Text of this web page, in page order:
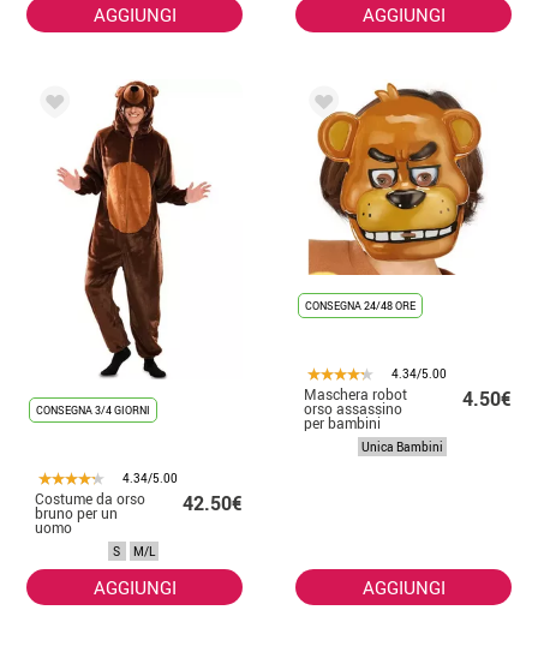
AGGIUNGI AGGIUNGI
CONSEGNA 3/4 GIORNI
4.34/5.00
Costume da orso
bruno per un
uomo
42.50€
S M/L
AGGIUNGI
CONSEGNA 24/48 ORE
4.34/5.00
Maschera robot
orso assassino
per bambini
4.50€
Unica Bambini
AGGIUNGI